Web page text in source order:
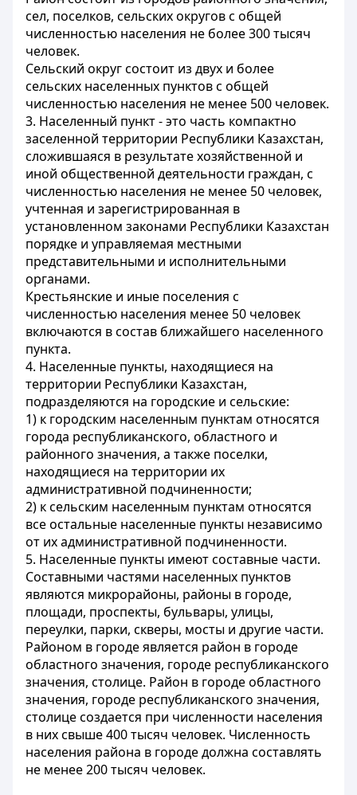
сел, поселков, сельских округов с общей
численностью населения не более 300 тысяч
человек.
Сельский округ состоит из двух и более
сельских населенных пунктов с общей
численностью населения не менее 500 человек.
3. Населенный пункт - это часть компактно
заселенной территории Республики Казахстан,
сложившаяся в результате хозяйственной и
иной общественной деятельности граждан, с
численностью населения не менее 50 человек,
учтенная и зарегистрированная в
установленном законами Республики Казахстан
порядке и управляемая местными
представительными и исполнительными
органами.
Крестьянские и иные поселения с
численностью населения менее 50 человек
включаются в состав ближайшего населенного
пункта.
4. Населенные пункты, находящиеся на
территории Республики Казахстан,
подразделяются на городские и сельские:
1) к городским населенным пунктам относятся
города республиканского, областного и
районного значения, а также поселки,
находящиеся на территории их
административной подчиненности;
2) к сельским населенным пунктам относятся
все остальные населенные пункты независимо
от их административной подчиненности.
5. Населенные пункты имеют составные части.
Составными частями населенных пунктов
являются микрорайоны, районы в городе,
площади, проспекты, бульвары, улицы,
переулки, парки, скверы, мосты и другие части.
Районом в городе является район в городе
областного значения, городе республиканского
значения, столице. Район в городе областного
значения, городе республиканского значения,
столице создается при численности населения
в них свыше 400 тысяч человек. Численность
населения района в городе должна составлять
не менее 200 тысяч человек.